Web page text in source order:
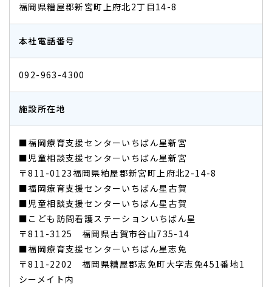
福岡県糟屋郡新宮町上府北2丁目14-8
本社電話番号
092-963-4300
施設所在地
■福岡療育支援センターいちばん星新宮
■児童相談支援センターいちばん星新宮
〒811-0123福岡県粕屋郡新宮町上府北2-14-8
■福岡療育支援センターいちばん星古賀
■児童相談支援センターいちばん星古賀
​​​​​​​​​​​​​​■こども訪問看護ステーションいちばん星
〒811-3125 福岡県古賀市谷山735-14
■福岡療育支援センターいちばん星志免
〒811-2202 福岡県糟屋郡志免町大字志免451番地1
シーメイト内